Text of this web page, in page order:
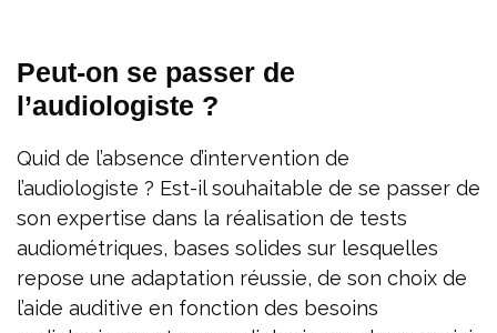
Peut-on se passer de
l’audiologiste ?
Quid de l’absence d’intervention de
l’audiologiste ? Est-il souhaitable de se passer de
son expertise dans la réalisation de tests
audiométriques, bases solides sur lesquelles
repose une adaptation réussie, de son choix de
l’aide auditive en fonction des besoins